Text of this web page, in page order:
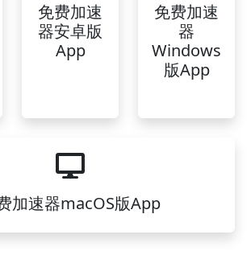
免费加速
器安卓版
App
免费加速
器
Windows
版App
加速器macOS版App